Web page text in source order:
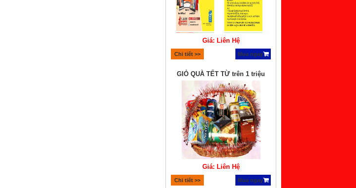
Giá: Liên Hệ
Chi tiết >> Mua ngay
GIỎ QUÀ TẾT TỪ trên 1 triệu
Giá: Liên Hệ
Chi tiết >> Mua ngay